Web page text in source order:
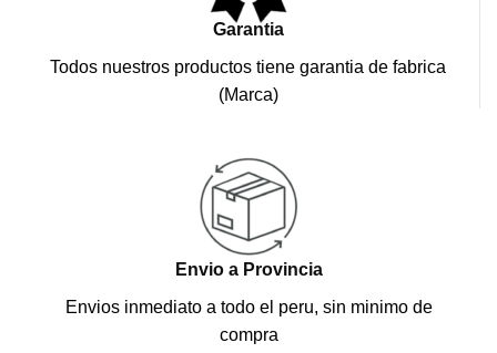
Garantia
Todos nuestros productos tiene garantia de fabrica
(Marca)
Envio a Provincia
Envios inmediato a todo el peru, sin minimo de
compra